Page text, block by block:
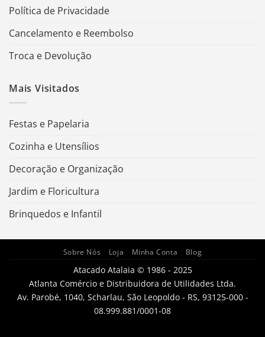
Política de Privacidade
Cancelamento e Reembolso
Troca e Devolução
Mais Visitados
Festas e Papelaria
Cozinha e Utensílios
Decoração e Organização
Jardim e Floricultura
Brinquedos e Infantil
Sobre Nós Loja Minha Conta Blog
Atacado Atalaia © 1986 - 2025
Atlanta Comércio e Distribuidora de Utilidades Ltda.
Av. Parobé, 1040, Scharlau, São Leopoldo - RS, 93125-000 -
08.999.881/0001-08